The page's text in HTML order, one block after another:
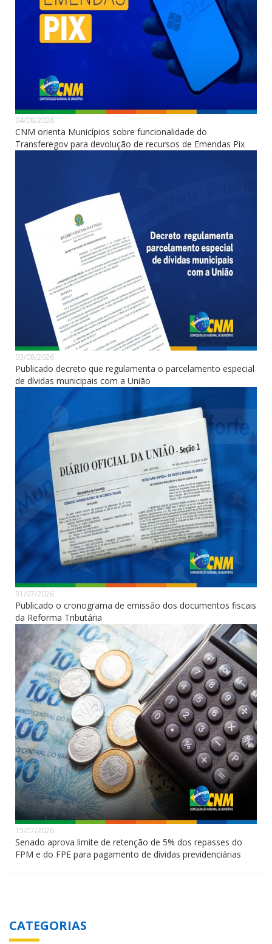
04/08/2026
CNM orienta Municípios sobre funcionalidade do
Transferegov para devolução de recursos de Emendas Pix
03/08/2026
Publicado decreto que regulamenta o parcelamento especial
de dívidas municipais com a União
31/07/2026
Publicado o cronograma de emissão dos documentos fiscais
da Reforma Tributária
15/07/2026
Senado aprova limite de retenção de 5% dos repasses do
FPM e do FPE para pagamento de dívidas previdenciárias
CATEGORIAS